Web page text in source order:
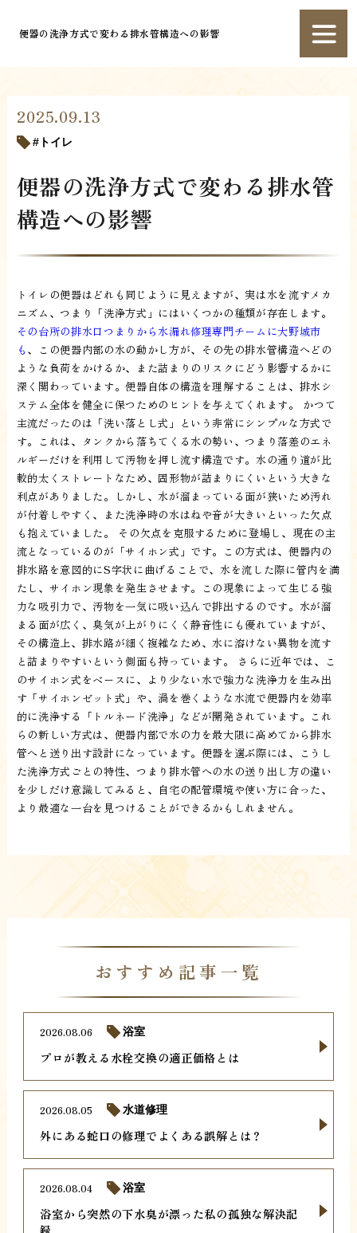
便器の洗浄方式で変わる排水管構造への影響
2025.09.13
トイレ
便器の洗浄方式で変わる排水管
構造への影響
トイレの便器はどれも同じように見えますが、実は水を流すメカ
ニズム、つまり「洗浄方式」にはいくつかの種類が存在します。
その台所の排水口つまりから水漏れ修理専門チームに大野城市
も 、この便器内部の水の動かし方が、その先の排水管構造へどの
ような負荷をかけるか、また詰まりのリスクにどう影響するかに
深く関わっています。便器自体の構造を理解することは、排水シ
ステム全体を健全に保つためのヒントを与えてくれます。 かつて
主流だったのは「洗い落とし式」という非常にシンプルな方式で
す。これは、タンクから落ちてくる水の勢い、つまり落差のエネ
ルギーだけを利用して汚物を押し流す構造です。水の通り道が比
較的太くストレートなため、固形物が詰まりにくいという大きな
利点がありました。しかし、水が溜まっている面が狭いため汚れ
が付着しやすく、また洗浄時の水はねや音が大きいといった欠点
も抱えていました。 その欠点を克服するために登場し、現在の主
流となっているのが「サイホン式」です。この方式は、便器内の
排水路を意図的にS字状に曲げることで、水を流した際に管内を満
たし、サイホン現象を発生させます。この現象によって生じる強
力な吸引力で、汚物を一気に吸い込んで排出するのです。水が溜
まる面が広く、臭気が上がりにくく静音性にも優れていますが、
その構造上、排水路が細く複雑なため、水に溶けない異物を流す
と詰まりやすいという側面も持っています。 さらに近年では、こ
のサイホン式をベースに、より少ない水で強力な洗浄力を生み出
す「サイホンゼット式」や、渦を巻くような水流で便器内を効率
的に洗浄する「トルネード洗浄」などが開発されています。これ
らの新しい方式は、便器内部で水の力を最大限に高めてから排水
管へと送り出す設計になっています。便器を選ぶ際には、こうし
た洗浄方式ごとの特性、つまり排水管への水の送り出し方の違い
を少しだけ意識してみると、自宅の配管環境や使い方に合った、
より最適な一台を見つけることができるかもしれません。
おすすめ記事一覧
プロが教える水栓交換の適正価格とは
2026.08.06 浴室
外にある蛇口の修理でよくある誤解とは？
2026.08.05 水道修理
浴室から突然の下水臭が漂った私の孤独な解決記
録
2026.08.04 浴室